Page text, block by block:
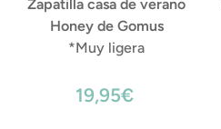
Zapatilla casa de verano
Honey de Gomus
*Muy ligera
19,95€